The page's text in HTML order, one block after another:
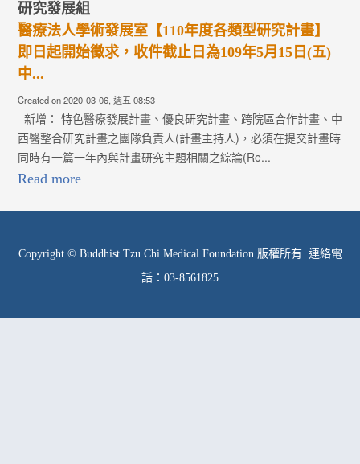
研究發展組
醫療法人學術發展室【110年度各類型研究計畫】
即日起開始徵求，收件截止日為109年5月15日(五)
中...
Created on 2020-03-06, 週五 08:53
新增： 特色醫療發展計畫、優良研究計畫、跨院區合作計畫、中
西醫整合研究計畫之團隊負責人(計畫主持人)，必須在提交計畫時
同時有一篇一年內與計畫研究主題相關之綜論(Re...
Read more
Copyright © Buddhist Tzu Chi Medical Foundation 版權所有. 連絡電
話：03-8561825